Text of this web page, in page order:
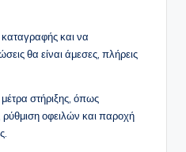
καταγραφής και να
θα είναι άμεσες, πλήρεις
στήριξης, όπως
ρύθμιση οφειλών και παροχή